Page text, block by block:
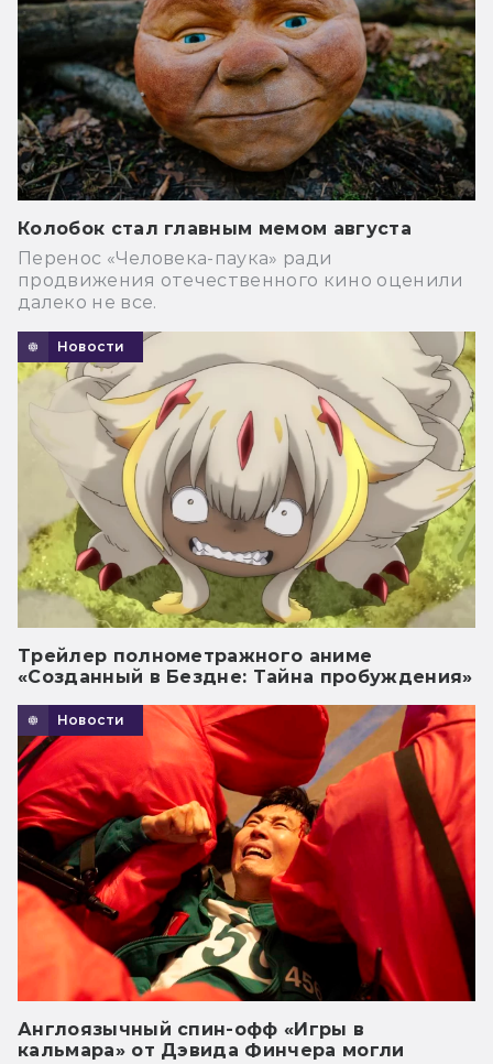
Колобок стал главным мемом августа
Перенос «Человека-паука» ради
продвижения отечественного кино оценили
далеко не все.
Новости
Трейлер полнометражного аниме
«Созданный в Бездне: Тайна пробуждения»
Новости
Англоязычный спин-офф «Игры в
кальмара» от Дэвида Финчера могли